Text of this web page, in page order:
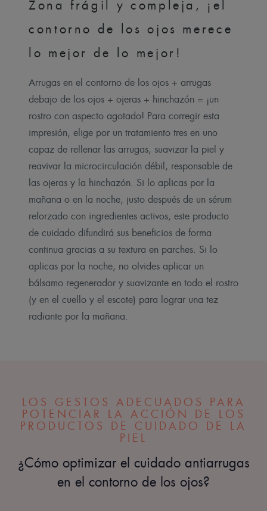
Zona frágil y compleja, ¡el
contorno de los ojos merece
lo mejor de lo mejor!
Arrugas en el contorno de los ojos + arrugas
debajo de los ojos + ojeras + hinchazón = ¡un
rostro con aspecto agotado! Para corregir esta
impresión, elige por un tratamiento tres en uno
capaz de rellenar las arrugas, suavizar la piel y
reavivar la microcirculación débil, responsable de
las ojeras y la hinchazón. Si lo aplicas por la
mañana o en la noche, justo después de un sérum
reforzado con ingredientes activos, este producto
de cuidado difundirá sus beneficios de forma
continua gracias a su textura en parches. Si lo
aplicas por la noche, no olvides aplicar un
bálsamo regenerador y suavizante en todo el rostro
(y en el cuello y el escote) para lograr una tez
radiante por la mañana.
LOS GESTOS ADECUADOS PARA
POTENCIAR LA ACCIÓN DE LOS
PRODUCTOS DE CUIDADO DE LA
PIEL
¿Cómo optimizar el cuidado antiarrugas
en el contorno de los ojos?